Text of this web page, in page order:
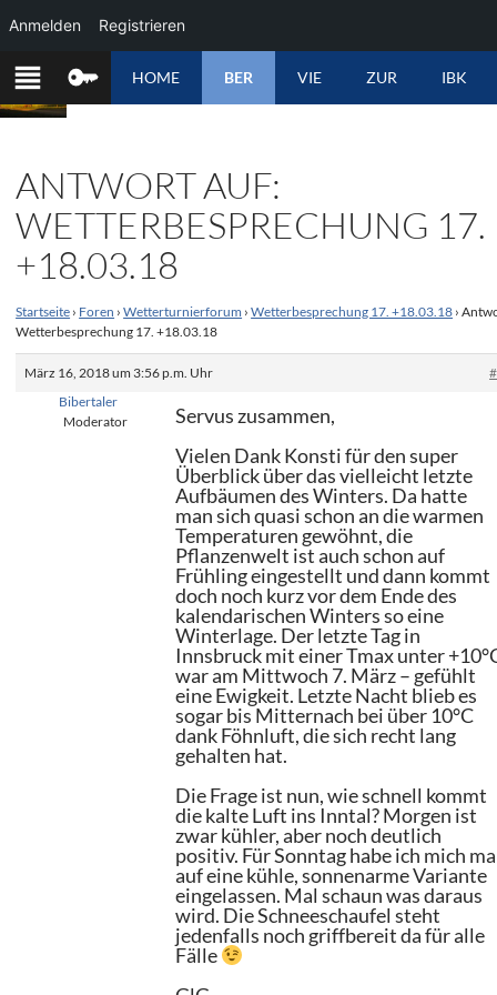
ZUM
INHALT
SPRINGEN
HOME BER VIE ZUR IBK
ANTWORT AUF:
WETTERBESPRECHUNG 17.
+18.03.18
Startseite › Foren › Wetterturnierforum › Wetterbesprechung 17. +18.03.18 ›
Wetterbesprechung 17. +18.03.18
März 16, 2018 um 3:56 p.m. Uhr
Bibertaler
Moderator
Servus zusammen,
Vielen Dank Konsti für den super
Überblick über das vielleicht letzte
Aufbäumen des Winters. Da hatte
man sich quasi schon an die warmen
Temperaturen gewöhnt, die
Pflanzenwelt ist auch schon auf
Frühling eingestellt und dann kommt
doch noch kurz vor dem Ende des
kalendarischen Winters so eine
Winterlage. Der letzte Tag in
Innsbruck mit einer Tmax unter
war am Mittwoch 7. März – gefühlt
eine Ewigkeit. Letzte Nacht blieb es
sogar bis Mitternach bei über 10°C
dank Föhnluft, die sich recht lang
gehalten hat.
Die Frage ist nun, wie schnell kommt
die kalte Luft ins Inntal? Morgen ist
zwar kühler, aber noch deutlich
positiv. Für Sonntag habe ich mich
auf eine kühle, sonnenarme Variante
eingelassen. Mal schaun was daraus
wird. Die Schneeschaufel steht
jedenfalls noch griffbereit da für alle
Fälle
Anmelden Registrieren